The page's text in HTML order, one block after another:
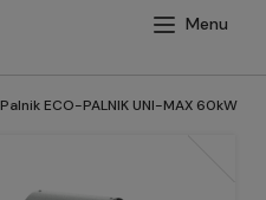
Palnik ECO-PALNIK UNI-MAX 60kW